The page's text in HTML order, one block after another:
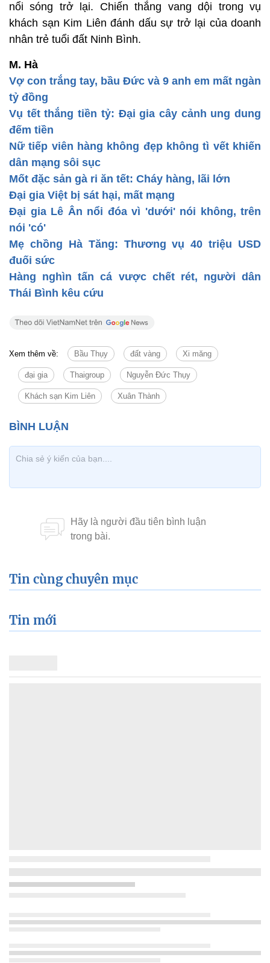
nổi sóng trở lại. Chiến thắng vang dội trong vụ
khách sạn Kim Liên đánh dấu sự trở lại của doanh
nhân trẻ tuổi đất Ninh Bình.
M. Hà
Vợ con trắng tay, bầu Đức và 9 anh em mất ngàn
tỷ đồng
Vụ tết thắng tiền tỷ: Đại gia cây cảnh ung dung
đếm tiền
Nữ tiếp viên hàng không đẹp không tì vết khiến
dân mạng sôi sục
Mốt đặc sản gà ri ăn tết: Cháy hàng, lãi lớn
Đại gia Việt bị sát hại, mất mạng
Đại gia Lê Ân nổi đóa vì 'dưới' nói không, trên
nói 'có'
Mẹ chồng Hà Tăng: Thương vụ 40 triệu USD
đuối sức
Hàng nghìn tấn cá vược chết rét, người dân
Thái Bình kêu cứu
Xem thêm về: Bầu Thụy đất vàng Xi măng
đại gia Thaigroup Nguyễn Đức Thụy
Khách sạn Kim Liên Xuân Thành
Tin cùng chuyên mục
Tin mới